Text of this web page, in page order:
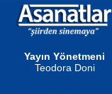
BAYDAR
ki...
Yayın Yönetmeni
Teodora Doni